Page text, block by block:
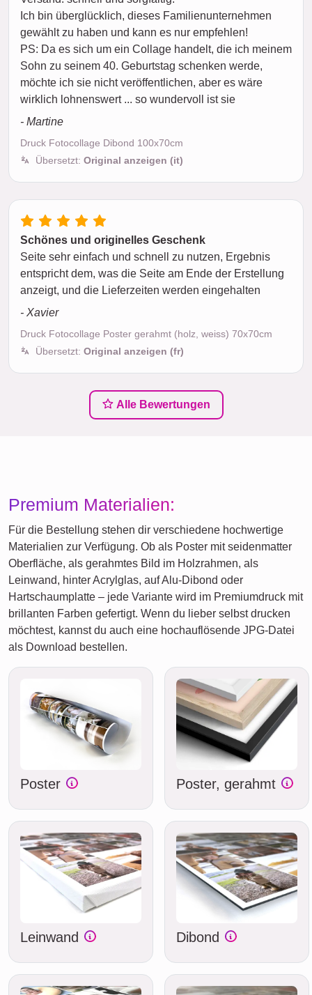
Ich bin überglücklich, dieses Familienunternehmen
gewählt zu haben und kann es nur empfehlen!
PS: Da es sich um ein Collage handelt, die ich meinem
Sohn zu seinem 40. Geburtstag schenken werde,
möchte ich sie nicht veröffentlichen, aber es wäre
wirklich lohnenswert ... so wundervoll ist sie
- Martine
Druck Fotocollage Dibond 100x70cm
Übersetzt: Original anzeigen (it)
Schönes und originelles Geschenk
Seite sehr einfach und schnell zu nutzen, Ergebnis
entspricht dem, was die Seite am Ende der Erstellung
anzeigt, und die Lieferzeiten werden eingehalten
- Xavier
Druck Fotocollage Poster gerahmt (holz, weiss) 70x70cm
Übersetzt: Original anzeigen (fr)
Alle Bewertungen
Premium Materialien:
Für die Bestellung stehen dir verschiedene hochwertige
Materialien zur Verfügung. Ob als Poster mit seidenmatter
Oberfläche, als gerahmtes Bild im Holzrahmen, als
Leinwand, hinter Acrylglas, auf Alu-Dibond oder
Hartschaumplatte – jede Variante wird im Premiumdruck mit
brillanten Farben gefertigt. Wenn du lieber selbst drucken
möchtest, kannst du auch eine hochauflösende JPG-Datei
als Download bestellen.
Poster Poster, gerahmt
Leinwand Dibond